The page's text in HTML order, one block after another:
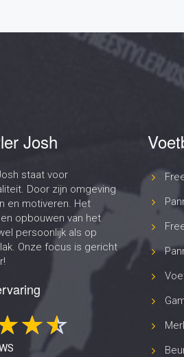
Josh
staat voor
Door zijn omgeving
en motiveren. Het
opbouwen van het
persoonlijk als op
Onze focus is gericht